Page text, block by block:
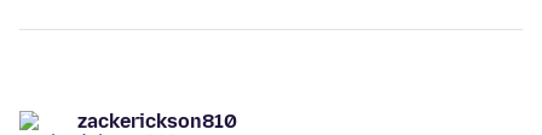
zackerickson810